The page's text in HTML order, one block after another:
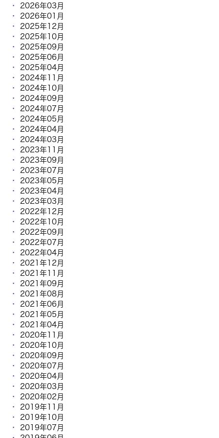
2026年03月
2026年01月
2025年12月
2025年10月
2025年09月
2025年06月
2025年04月
2024年11月
2024年10月
2024年09月
2024年07月
2024年05月
2024年04月
2024年03月
2023年11月
2023年09月
2023年07月
2023年05月
2023年04月
2023年03月
2022年12月
2022年10月
2022年09月
2022年07月
2022年04月
2021年12月
2021年11月
2021年09月
2021年08月
2021年06月
2021年05月
2021年04月
2020年11月
2020年10月
2020年09月
2020年07月
2020年04月
2020年03月
2020年02月
2019年11月
2019年10月
2019年07月